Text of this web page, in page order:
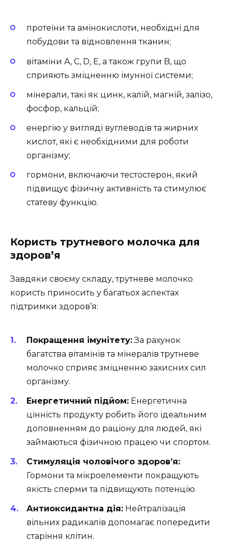
протеїни та амінокислоти, необхідні для
побудови та відновлення тканин;
вітаміни А, С, D, Е, а також групи B, що
сприяють зміцненню імунної системи;
мінерали, такі як цинк, калій, магній, залізо,
фосфор, кальцій;
енергію у вигляді вуглеводів та жирних
кислот, які є необхідними для роботи
організму;
гормони, включаючи тестостерон, який
підвищує фізичну активність та стимулює
статеву функцію.
Користь трутневого молочка для
здоров’я
Завдяки своєму складу, трутневе молочко
користь приносить у багатьох аспектах
підтримки здоров’я:
Покращення імунітету:За рахунок
багатства вітамінів та мінералів трутневе
молочко сприяє зміцненню захисних сил
організму.
Енергетичний підйом: Енергетична
цінність продукту робить його ідеальним
доповненням до раціону для людей, які
займаються фізичною працею чи спортом.
Стимуляція чоловічого здоров’я:
Гормони та мікроелементи покращують
якість сперми та підвищують потенцію.
Антиоксидантна дія: Нейтралізація
вільних радикалів допомагає попередити
старіння клітин.